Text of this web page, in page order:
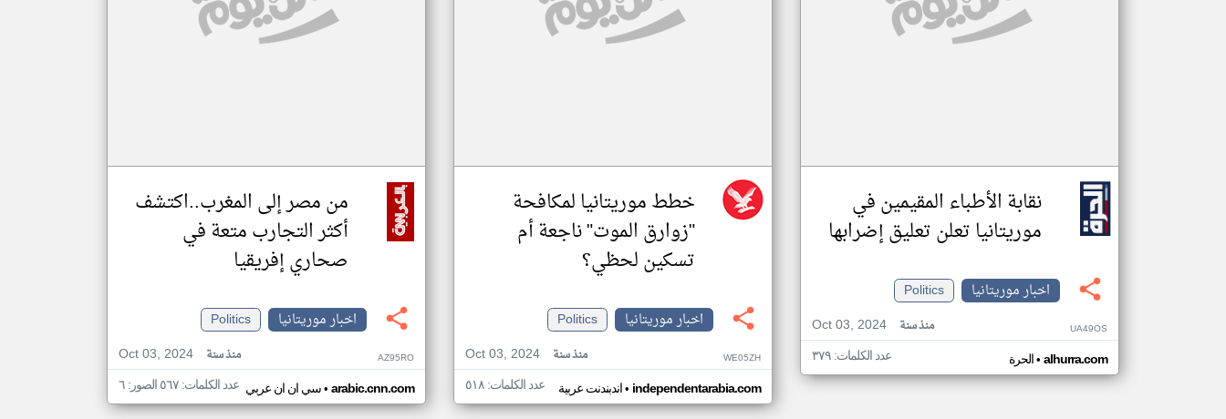
نقابة الأطباء المقيمين في
موريتانيا تعلن تعليق إضرابها
اخبار موريتانيا
Politics
Oct 03, 2024
منذ سنة UA49OS
الحرة• alhurra.com عدد الكلمات: ٣٧٩
خطط موريتانيا لمكافحة
"زوارق الموت" ناجعة أم
تسكين لحظي؟
اخبار موريتانيا
Politics
Oct 03, 2024
منذ سنة WE05ZH
اندبندنت عربية• independentarabia.com عدد الكلمات: ٥١٨
من مصر إلى المغرب..اكتشف
أكثر التجارب متعة في
صحاري إفريقيا
اخبار موريتانيا
Politics
Oct 03, 2024
منذ سنة AZ95RO
سي ان ان عربي• arabic.cnn.com عدد الكلمات: ٥٦٧ الصور: ٦